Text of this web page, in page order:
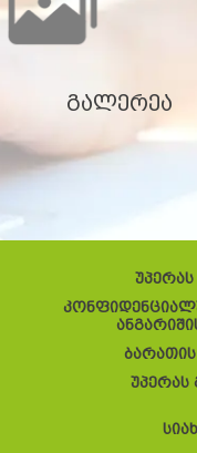
გალერეა
უპერას